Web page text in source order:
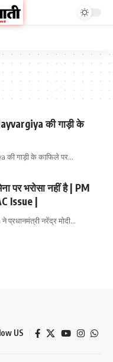
की गाड़ी के
गाड़ी के काफिले पर…
पर भरोसा नहीं है | PM
Issue |
प्रधानमंत्री नरेंद्र मोदी…
US